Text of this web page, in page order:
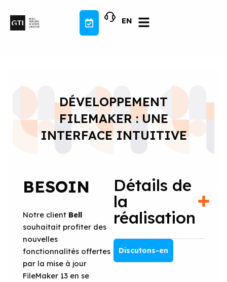
contenu
EN
DÉVELOPPEMENT
FILEMAKER : UNE
INTERFACE INTUITIVE
BESOIN
Notre client Bell
souhaitait profiter des
nouvelles
fonctionnalités offertes
par la mise à jour
FileMaker 13 en se
Détails de
la
réalisation
Discutons-en